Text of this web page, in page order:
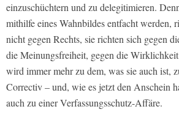
einzuschüchtern und zu delegitimieren.
mithilfe eines Wahnbildes entfacht werden,
nicht gegen Rechts, sie richten sich gegen
die Meinungsfreiheit, gegen die
wird immer mehr zu dem, was sie auch ist,
Correctiv – und, wie es jetzt den Anschein
auch zu einer Verfassungsschutz-Affäre.